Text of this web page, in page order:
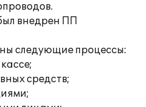
внедрен ПП
следующие процессы:
средств;